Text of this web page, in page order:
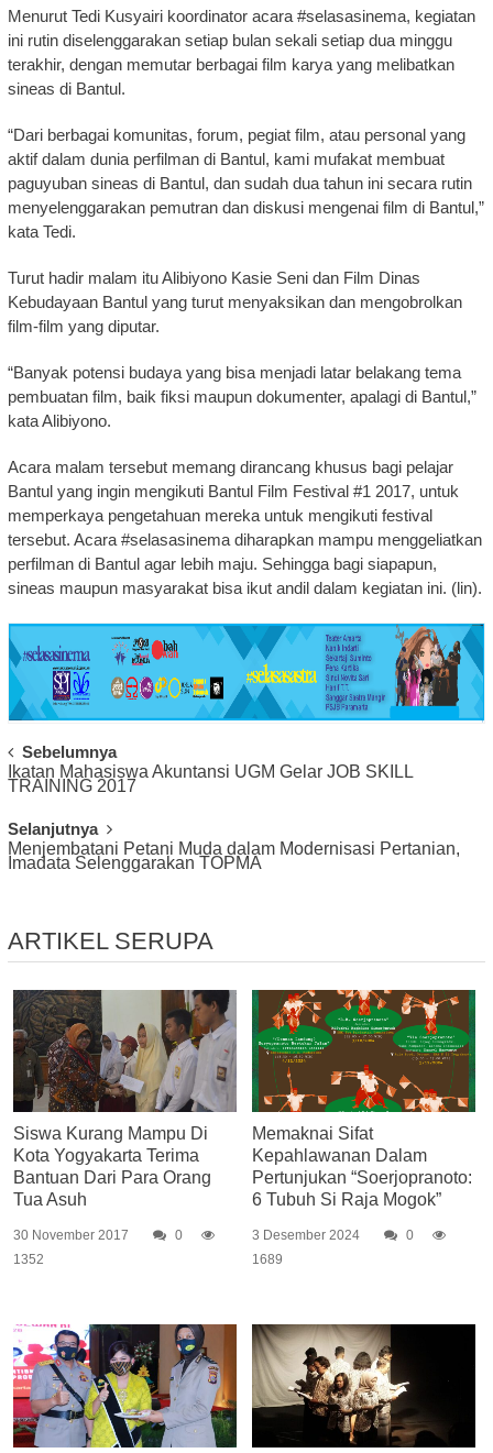
Menurut Tedi Kusyairi koordinator acara #selasasinema, kegiatan
ini rutin diselenggarakan setiap bulan sekali setiap dua minggu
terakhir, dengan memutar berbagai film karya yang melibatkan
sineas di Bantul.
“Dari berbagai komunitas, forum, pegiat film, atau personal yang
aktif dalam dunia perfilman di Bantul, kami mufakat membuat
paguyuban sineas di Bantul, dan sudah dua tahun ini secara rutin
menyelenggarakan pemutran dan diskusi mengenai film di Bantul,”
kata Tedi.
Turut hadir malam itu Alibiyono Kasie Seni dan Film Dinas
Kebudayaan Bantul yang turut menyaksikan dan mengobrolkan
film-film yang diputar.
“Banyak potensi budaya yang bisa menjadi latar belakang tema
pembuatan film, baik fiksi maupun dokumenter, apalagi di Bantul,”
kata Alibiyono.
Acara malam tersebut memang dirancang khusus bagi pelajar
Bantul yang ingin mengikuti Bantul Film Festival #1 2017, untuk
memperkaya pengetahuan mereka untuk mengikuti festival
tersebut. Acara #selasasinema diharapkan mampu menggeliatkan
perfilman di Bantul agar lebih maju. Sehingga bagi siapapun,
sineas maupun masyarakat bisa ikut andil dalam kegiatan ini. (lin).
Post
Navigation
Sebelumnya
Ikatan Mahasiswa Akuntansi UGM Gelar JOB SKILL
TRAINING 2017
Selanjutnya
Menjembatani Petani Muda dalam Modernisasi Pertanian,
Imadata Selenggarakan TOPMA
ARTIKEL SERUPA
Siswa Kurang Mampu Di
Kota Yogyakarta Terima
Bantuan Dari Para Orang
Tua Asuh
30 November 2017
0
1352
Memaknai Sifat
Kepahlawanan Dalam
Pertunjukan “Soerjopranoto:
6 Tubuh Si Raja Mogok”
3 Desember 2024
0
1689